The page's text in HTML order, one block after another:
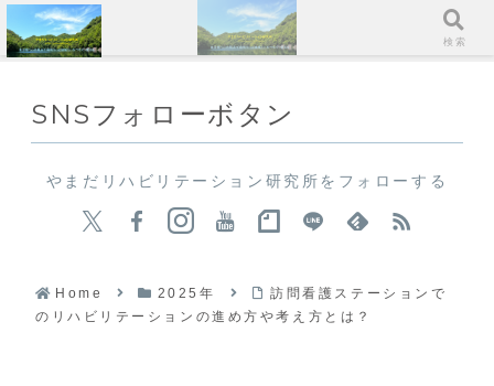
SNSフォローボタン
やまだリハビリテーション研究所をフォローする
Home 2025年
訪問看護ステーションで
のリハビリテーションの進め方や考え方とは？
メニュー 検索